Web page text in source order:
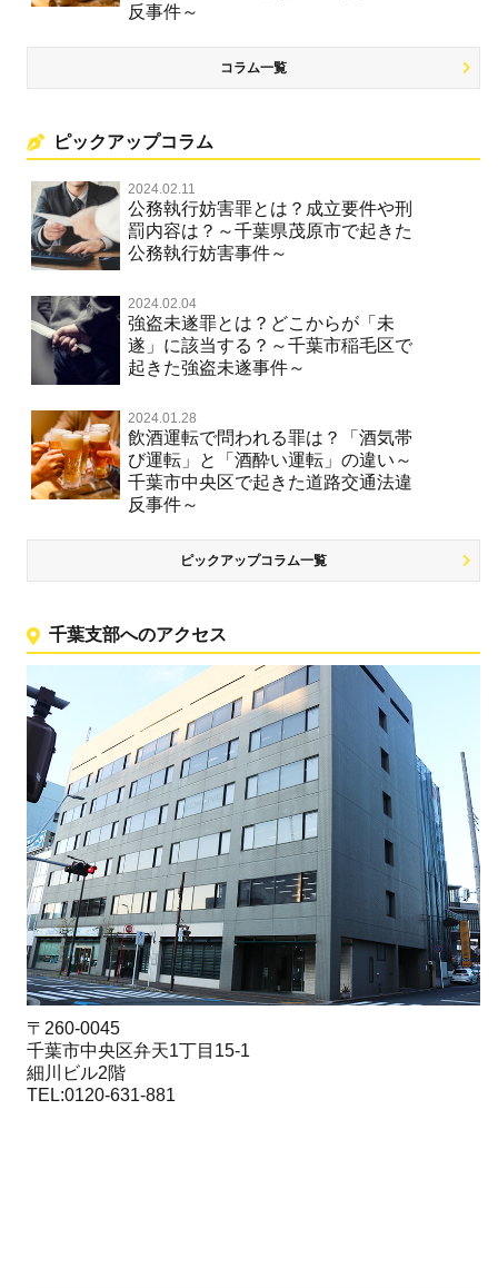
反事件～
コラム一覧
ピックアップコラム
2024.02.11
公務執行妨害罪とは？成立要件や刑
罰内容は？～千葉県茂原市で起きた
公務執行妨害事件～
2024.02.04
強盗未遂罪とは？どこからが「未
遂」に該当する？～千葉市稲毛区で
起きた強盗未遂事件～
2024.01.28
飲酒運転で問われる罪は？「酒気帯
び運転」と「酒酔い運転」の違い～
千葉市中央区で起きた道路交通法違
反事件～
ピックアップコラム一覧
千葉支部へのアクセス
〒260-0045
千葉市中央区弁天1丁目15-1
細川ビル2階
TEL:0120-631-881